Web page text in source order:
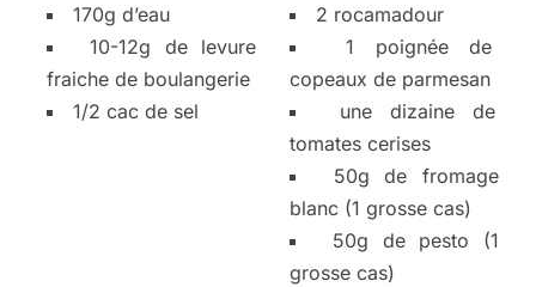
170g d’eau
10-12g de levure
fraiche de boulangerie
1/2 cac de sel
2 rocamadour
1 poignée de
copeaux de parmesan
une dizaine de
tomates cerises
50g de fromage
blanc (1 grosse cas)
50g de pesto (1
grosse cas)